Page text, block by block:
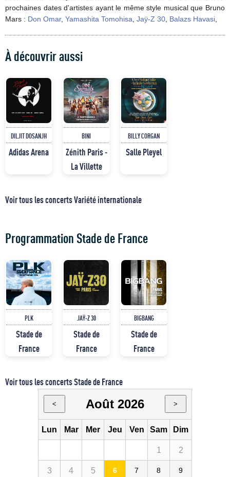
prochaines dates d'artistes ayant le même style musical que Bruno
Mars : Don Omar, Yamashita Tomohisa Jaÿ-Z 30 Balazs Havasi
À découvrir aussi
DILJIT DOSANJH
Adidas Arena
BINI
Zénith Paris -
La Villette
BILLY CORGAN
Salle Pleyel
Voir tous les concerts Variété internationale
Programmation Stade de France
PLK
Stade de
France
JAŸ-Z 30
Stade de
France
BIGBANG
Stade de
France
Voir tous les concerts Stade de France
< Août 2026 >
Lun Mar Mer Jeu Ven Sam Dim
1 2
3 4 5 6 7 8 9